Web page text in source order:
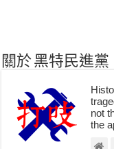
關於 黑特民進黨
not
the